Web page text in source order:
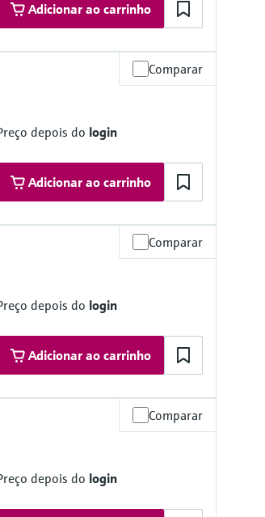
Adicionar ao carrinho
Comparar
depois do login
Adicionar ao carrinho
OCl-) and bound chlorine (chloramines)
Comparar
depois do login
Adicionar ao carrinho
Comparar
depois do login